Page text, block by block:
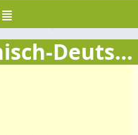
Französisch-Polnisch-Deutscher Tag